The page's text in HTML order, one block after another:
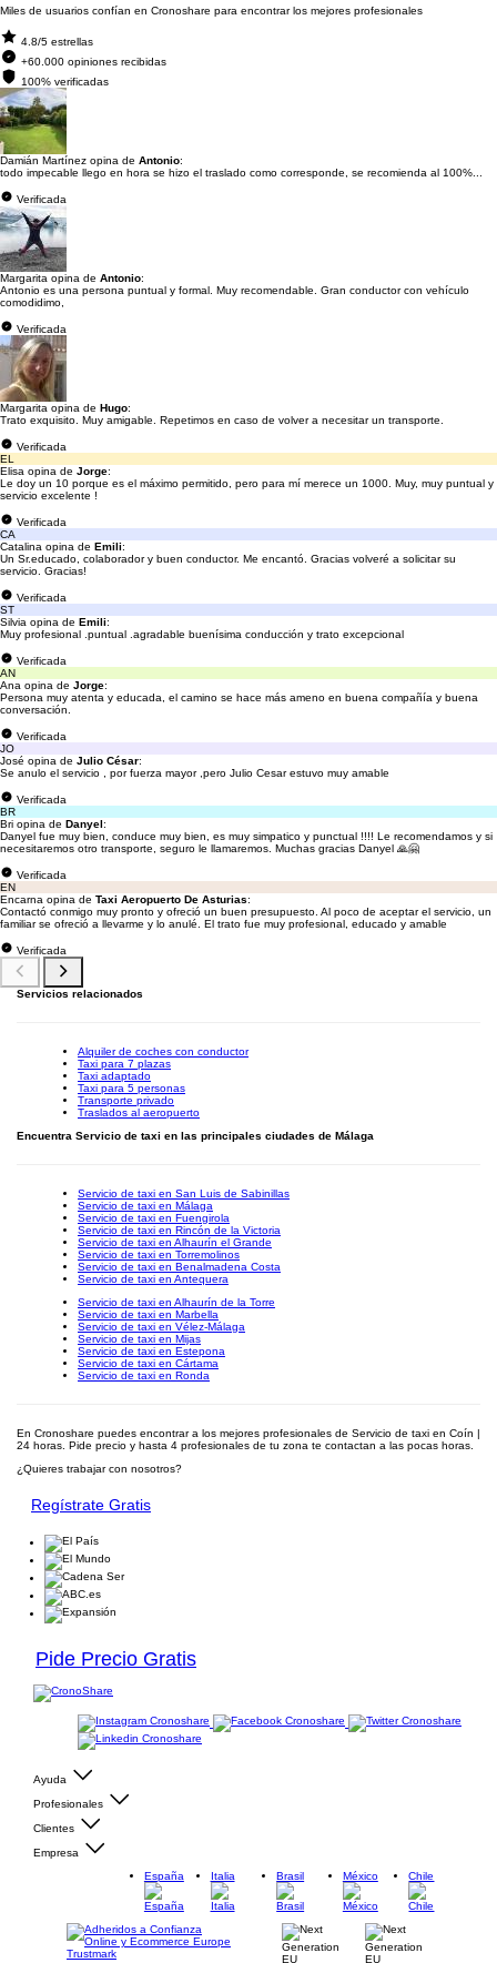
Miles de usuarios confían en Cronoshare para encontrar los mejores profesionales
4.8/5 estrellas
+60.000 opiniones recibidas
100% verificadas
Damián Martínez opina de Antonio:
todo impecable llego en hora se hizo el traslado como corresponde, se recomienda al 100%...
Verificada
Margarita opina de Antonio:
Antonio es una persona puntual y formal. Muy recomendable. Gran conductor con vehículo
comodidimo,
Verificada
Margarita opina de Hugo:
Trato exquisito. Muy amigable. Repetimos en caso de volver a necesitar un transporte.
Verificada
EL
Elisa opina de Jorge:
Le doy un 10 porque es el máximo permitido, pero para mí merece un 1000. Muy, muy puntual y
servicio excelente !
Verificada
CA
Catalina opina de Emili:
Un Sr.educado, colaborador y buen conductor. Me encantó. Gracias volveré a solicitar su
servicio. Gracias!
Verificada
ST
Silvia opina de Emili:
Muy profesional .puntual .agradable buenísima conducción y trato excepcional
Verificada
AN
Ana opina de Jorge:
Persona muy atenta y educada, el camino se hace más ameno en buena compañía y buena
conversación.
Verificada
JO
José opina de Julio César:
Se anulo el servicio , por fuerza mayor ,pero Julio Cesar estuvo muy amable
Verificada
BR
Bri opina de Danyel:
Danyel fue muy bien, conduce muy bien, es muy simpatico y punctual !!!! Le recomendamos y si
necesitaremos otro transporte, seguro le llamaremos. Muchas gracias Danyel 🙏🤗
Verificada
EN
Encarna opina de Taxi Aeropuerto De Asturias:
Contactó conmigo muy pronto y ofreció un buen presupuesto. Al poco de aceptar el servicio, un
familiar se ofreció a llevarme y lo anulé. El trato fue muy profesional, educado y amable
Verificada
Servicios relacionados
Alquiler de coches con conductor
Taxi para 7 plazas
Taxi adaptado
Taxi para 5 personas
Transporte privado
Traslados al aeropuerto
Encuentra Servicio de taxi en las principales ciudades de Málaga
Servicio de taxi en San Luis de Sabinillas
Servicio de taxi en Málaga
Servicio de taxi en Fuengirola
Servicio de taxi en Rincón de la Victoria
Servicio de taxi en Alhaurín el Grande
Servicio de taxi en Torremolinos
Servicio de taxi en Benalmadena Costa
Servicio de taxi en Antequera
Servicio de taxi en Alhaurín de la Torre
Servicio de taxi en Marbella
Servicio de taxi en Vélez-Málaga
Servicio de taxi en Mijas
Servicio de taxi en Estepona
Servicio de taxi en Cártama
Servicio de taxi en Ronda
En Cronoshare puedes encontrar a los mejores profesionales de Servicio de taxi en Coín |
24 horas. Pide precio y hasta 4 profesionales de tu zona te contactan a las pocas horas.
¿Quieres trabajar con nosotros?
Regístrate Gratis
Pide Precio Gratis
Ayuda
Profesionales
Clientes
Empresa
España
Italia Brasil México Chile